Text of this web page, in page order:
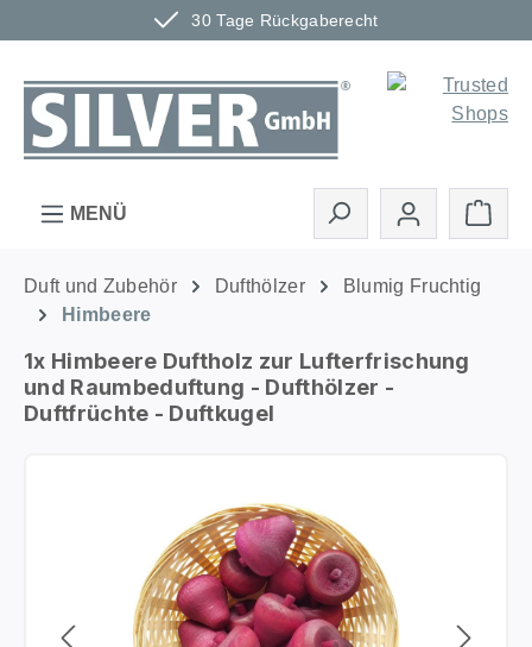
30 Tage Rückgaberecht
Zum Hauptinhalt springen
MENÜ
Duft und Zubehör Dufthölzer
Blumig Fruchtig
Himbeere
1x Himbeere Duftholz zur Lufterfrischung
und Raumbeduftung - Dufthölzer -
Duftfrüchte - Duftkugel
Bildergalerie überspringen